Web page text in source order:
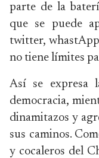
parte de la
que se puede
twitter,
no tiene límites
Así se expresa
democracia,
dinamitazos y
sus caminos.
y cocaleros del